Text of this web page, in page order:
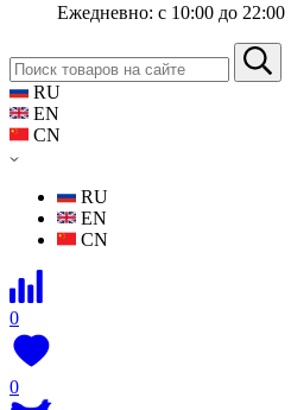
Ежедневно: с 10:00 до 22:00
RU
EN
CN
RU
EN
CN
0
0